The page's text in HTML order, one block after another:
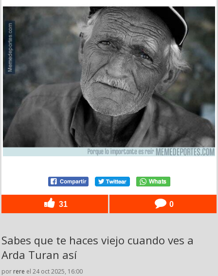
31 0
Sabes que te haces viejo cuando ves a
Arda Turan así
por rere el 24 oct 2025, 16:00